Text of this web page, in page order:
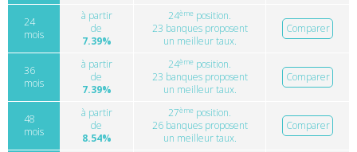
24
mois
à partir
de
7.39%
24ème position.
23 banques proposent
un meilleur taux.
Comparer
36
mois
à partir
de
7.39%
24ème position.
23 banques proposent
un meilleur taux.
Comparer
48
mois
à partir
de
8.54%
27ème position.
26 banques proposent
un meilleur taux.
Comparer